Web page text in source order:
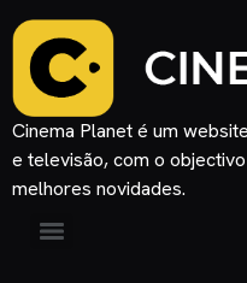
Cinema Planet é um
e televisão, com o
melhores novidades.